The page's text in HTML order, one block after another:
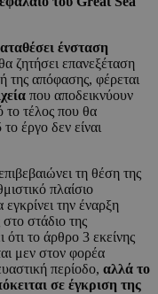
ένσταση
ζητήσει επανεξέταση
της απόφασης, φέρεται
που αποδεικνύουν
το τέλος που θα
έργο δεν είναι
τη θέση της
πλαίσιο
εγκρίνει την έναρξη
στάδιο της
το άρθρο 3 εκείνης
μεν στον φορέα
περίοδο, αλλά το
σε έγκριση της